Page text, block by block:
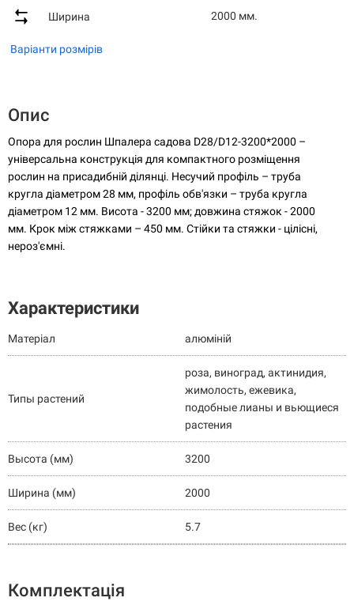
Ширина
2000 мм.
Варіанти розмірів
Опис
Опора для рослин Шпалера садова D28/D12-3200*2000 –
універсальна конструкція для компактного розміщення
рослин на присадибній ділянці. Несучий профіль – труба
кругла діаметром 28 мм, профіль обв'язки – труба кругла
діаметром 12 мм. Висота - 3200 мм; довжина стяжок - 2000
мм. Крок між стяжками – 450 мм. Стійки та стяжки - цілісні,
нероз'ємні.
Характеристики
Матеріал алюміній
Типы растений
роза, виноград, актинидия,
жимолость, ежевика,
подобные лианы и вьющиеся
растения
Высота (мм) 3200
Ширина (мм) 2000
Вес (кг) 5.7
Комплектація